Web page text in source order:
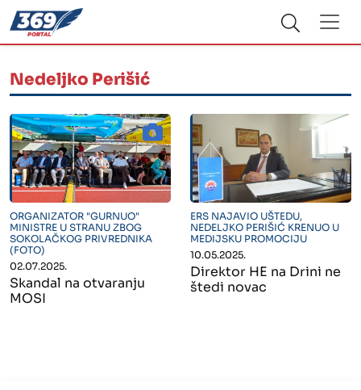
Nedeljko Perišić
" alt="">
ORGANIZATOR "GURNUO"
MINISTRE U STRANU ZBOG
SOKOLAČKOG PRIVREDNIKA
(FOTO)
02.07.2025.
Skandal na otvaranju
MOSI
" alt="">
ERS NAJAVIO UŠTEDU,
NEDELJKO PERIŠIĆ KRENUO U
MEDIJSKU PROMOCIJU
10.05.2025.
Direktor HE na Drini ne
štedi novac